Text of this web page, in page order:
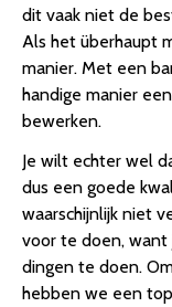
dit vaak niet de
Als het überhaupt
manier. Met een
handige manier
bewerken.
Je wilt echter wel
dus een goede
waarschijnlijk niet
voor te doen, want
dingen te doen.
hebben we een